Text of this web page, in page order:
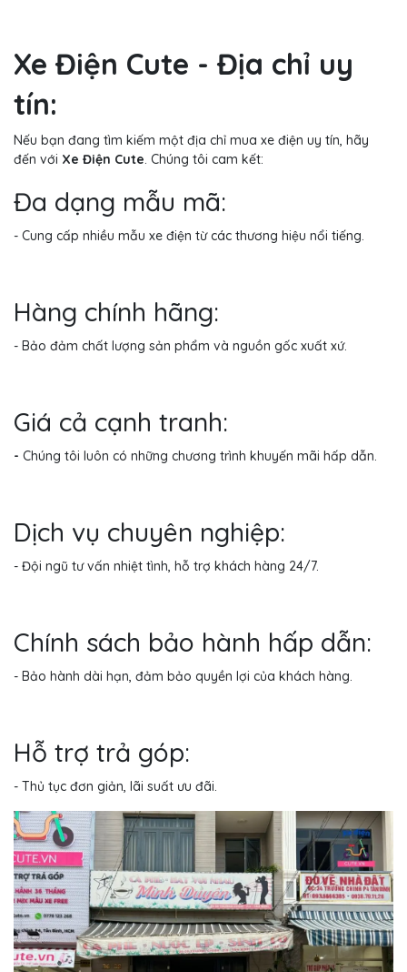
Xe Điện Cute - Địa chỉ uy
tín:
Nếu bạn đang tìm kiếm một địa chỉ mua xe điện uy tín, hãy
đến với Xe Điện Cute. Chúng tôi cam kết:
Đa dạng mẫu mã:
- Cung cấp nhiều mẫu xe điện từ các thương hiệu nổi tiếng.
Hàng chính hãng:
- Bảo đảm chất lượng sản phẩm và nguồn gốc xuất xứ.
Giá cả cạnh tranh:
- Chúng tôi luôn có những chương trình khuyến mãi hấp dẫn.
Dịch vụ chuyên nghiệp:
- Đội ngũ tư vấn nhiệt tình, hỗ trợ khách hàng 24/7.
Chính sách bảo hành hấp dẫn:
- Bảo hành dài hạn, đảm bảo quyền lợi của khách hàng.
Hỗ trợ trả góp:
- Thủ tục đơn giản, lãi suất ưu đãi.